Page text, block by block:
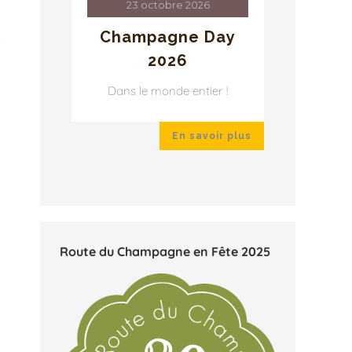
23 octobre 2026
Champagne Day
2026
Dans le monde entier !
En savoir plus
Route du Champagne en Fête 2025